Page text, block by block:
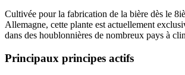
Cultivée pour la fabrication de la bière dès le
Allemagne, cette plante est actuellement
dans des houblonnières de nombreux pays à
Principaux principes actifs